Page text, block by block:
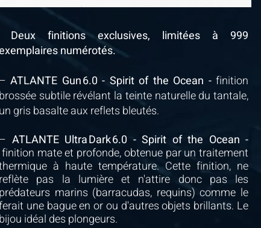
Deux finitions exclusives, limitées à 999
numérotés.
–ATLANTE Gun 6.0 - Spirit of the Ocean -finition
brossée subtile révélant la teinte naturelle du tantale,
un gris basalte aux reflets bleutés.
– ATLANTE Ultra Dark 6.0 - Spirit of the Ocean -
finition mate et profonde, obtenue par un traitement
à haute température. Cette finition, ne
reflète pas la lumière et n'attire donc pas les
prédateurs marins (barracudas, requins) comme le
une bague en or ou d'autres objets brillants. Le
bijou idéal des plongeurs.